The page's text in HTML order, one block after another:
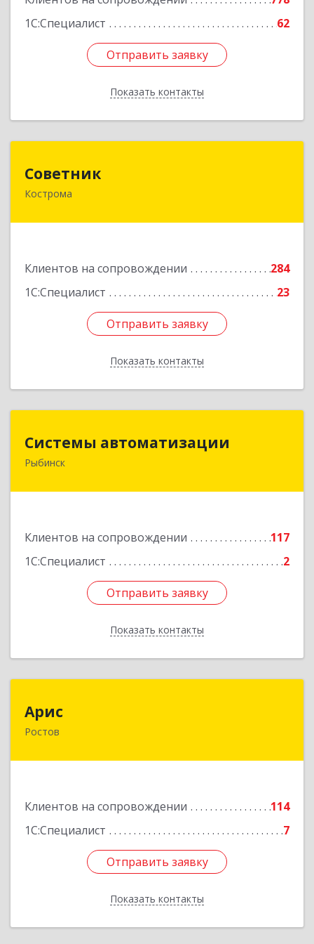
1С:Специалист
62
Отправить заявку
Показать контакты
Отправить заявку
Назад
Советник
Кострома
Клиентов на сопровождении
284
1С:Специалист
23
Отправить заявку
Показать контакты
156000, Костромская обл, Кострома г, Ерохова
Отправить заявку
Назад
Системы автоматизации
Рыбинск
Клиентов на сопровождении
117
1С:Специалист
2
Отправить заявку
Показать контакты
152934, Ярославская обл, Рыбинский р-н,
Отправить заявку
Назад
Арис
Ростов
Клиентов на сопровождении
114
1С:Специалист
7
Отправить заявку
Показать контакты
Отправить заявку
Назад